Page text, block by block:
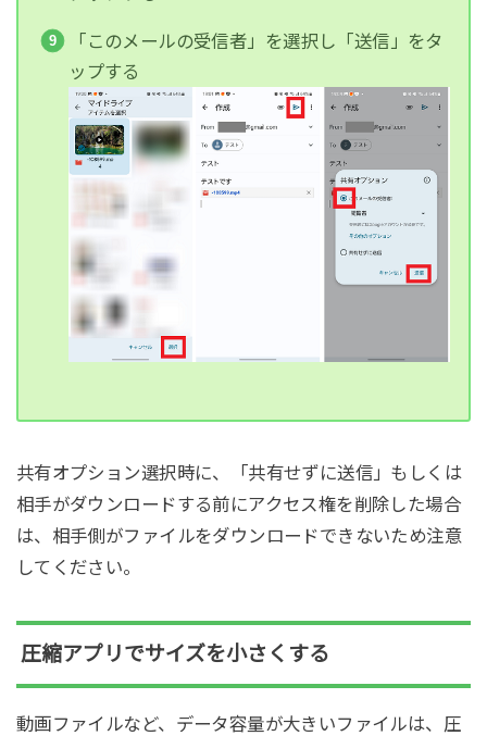
「このメールの受信者」を選択し「送信」をタ
ップする
共有オプション選択時に、「共有せずに送信」もしくは
相手がダウンロードする前にアクセス権を削除した場合
は、相手側がファイルをダウンロードできないため注意
してください。
圧縮アプリでサイズを小さくする
動画ファイルなど、データ容量が大きいファイルは、圧